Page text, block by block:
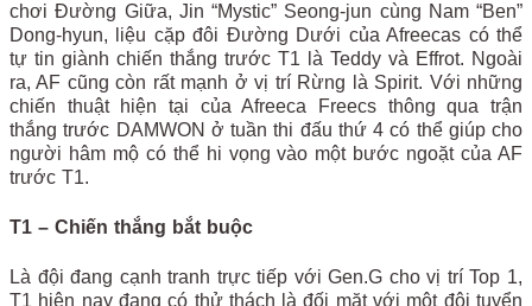
chơi Đường Giữa, Jin “Mystic” Seong-jun cùng Nam “Ben”
Dong-hyun, liệu cặp đôi Đường Dưới của Afreecas có thể
tự tin giành chiến thắng trước T1 là Teddy và Effrot. Ngoài
ra, AF cũng còn rất mạnh ở vị trí Rừng là Spirit. Với những
chiến thuật hiện tại của Afreeca Freecs thông qua trận
thắng trước DAMWON ở tuần thi đấu thứ 4 có thể giúp cho
người hâm mộ có thể hi vọng vào một bước ngoặt của AF
trước T1.
T1 – Chiến thắng bắt buộc
Là đội đang cạnh tranh trực tiếp với Gen.G cho vị trí Top 1,
T1 hiện nay đang có thử thách là đối mặt với một đội tuyển